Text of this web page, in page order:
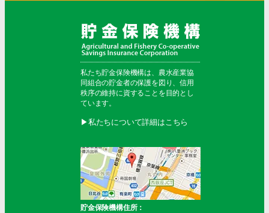
私たち貯金保険機構は、農水産業協
同組合の貯金者の保護を図り、信用
秩序の維持に資することを目的とし
ています。
▶︎私たちについて詳細はこちら
貯金保険機構住所：